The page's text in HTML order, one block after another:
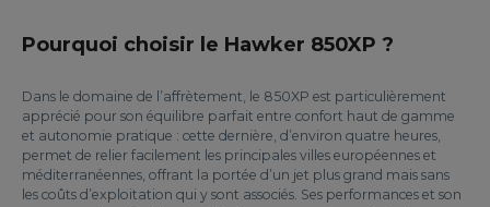
Pourquoi choisir le Hawker 850XP ?
Dans le domaine de l’affrètement, le 850XP est particulièrement
apprécié pour son équilibre parfait entre confort haut de gamme
et autonomie pratique : cette dernière, d’environ quatre heures,
permet de relier facilement les principales villes européennes et
méditerranéennes, offrant la portée d’un jet plus grand mais sans
les coûts d’exploitation qui y sont associés. Ses performances et son